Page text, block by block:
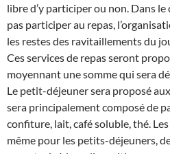
libre d’y participer ou non. Dans
pas participer au repas,
les restes des ravitaillements du
Ces services de repas seront
moyennant une somme qui sera
Le petit-déjeuner sera proposé
sera principalement composé de
confiture, lait, café soluble, thé.
même pour les petits-déjeuners,